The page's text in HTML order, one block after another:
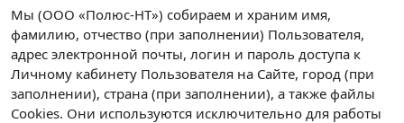
Мы (ООО «Полюс-НТ») собираем и храним имя,
фамилию, отчество (при заполнении) Пользователя,
адрес электронной почты, логин и пароль доступа к
Личному кабинету Пользователя на Сайте, город (при
заполнении), страна (при заполнении), а также файлы
Cookies. Они используются исключительно для работы